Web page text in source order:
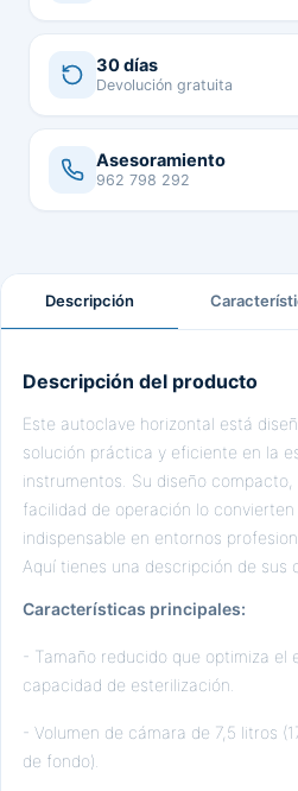
30 días
Devolución gratuita
Asesoramiento
962 798 292
Descripción
Descripción del producto
Este autoclave horizontal está
solución práctica y eficiente en la
instrumentos. Su diseño
facilidad de operación lo
indispensable en entornos
Aquí tienes una descripción de sus
Características principales:
- Tamaño reducido que optimiza el
capacidad de esterilización.
- Volumen de cámara de 7,5 litros
de fondo).